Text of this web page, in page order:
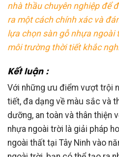
nhà thầu chuyên nghiệp để
ra một cách chính xác và
lựa chọn sàn gỗ nhựa ngoài
môi trường thời tiết khắc
Kết luận :
Với những ưu điểm vượt trội
tiết, đa dạng về màu sắc và
dưỡng, an toàn và thân thiện
nhựa ngoài trời là giải pháp
ngoài thất tại Tây Ninh vào